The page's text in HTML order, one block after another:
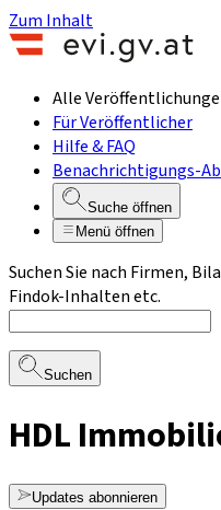
Zum Inhalt
Alle
Für Veröffentlicher
Hilfe & FAQ
Benachrichtigungs-
Suche öffnen
Menü öffnen
Suchen Sie nach Firmen,
Findok-Inhalten etc.
Suchen
HDL
Updates abonnieren